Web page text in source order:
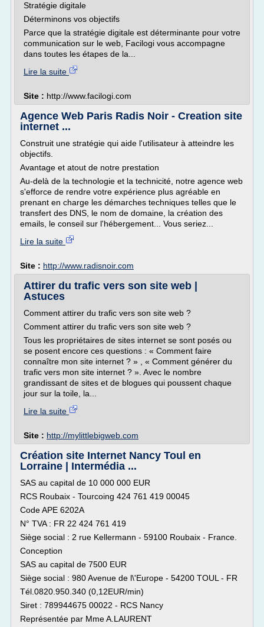
Stratégie digitale
Déterminons vos objectifs
Parce que la stratégie digitale est déterminante pour votre
communication sur le web, Facilogi vous accompagne
dans toutes les étapes de la...
Lire la suite
Site : http://www.facilogi.com
Agence Web Paris Radis Noir - Creation site
internet ...
Construit une stratégie qui aide l'utilisateur à atteindre les
objectifs.
Avantage et atout de notre prestation
Au-delà de la technologie et la technicité, notre agence web
s'efforce de rendre votre expérience plus agréable en
prenant en charge les démarches techniques telles que le
transfert des DNS, le nom de domaine, la création des
emails, le conseil sur l'hébergement... Vous seriez...
Lire la suite
Site : http://www.radisnoir.com
Attirer du trafic vers son site web |
Astuces
Comment attirer du trafic vers son site web ?
Comment attirer du trafic vers son site web ?
Tous les propriétaires de sites internet se sont posés ou
se posent encore ces questions : « Comment faire
connaître mon site internet ? » , « Comment générer du
trafic vers mon site internet ? ». Avec le nombre
grandissant de sites et de blogues qui poussent chaque
jour sur la toile, la...
Lire la suite
Site : http://mylittlebigweb.com
Création site Internet Nancy Toul en
Lorraine | Intermédia ...
SAS au capital de 10 000 000 EUR
RCS Roubaix - Tourcoing 424 761 419 00045
Code APE 6202A
N° TVA : FR 22 424 761 419
Siège social : 2 rue Kellermann - 59100 Roubaix - France.
Conception
SAS au capital de 7500 EUR
Siège social : 980 Avenue de l\'Europe - 54200 TOUL - FR
Tél.0820.950.340 (0,12EUR/min)
Siret : 789944675 00022 - RCS Nancy
Représentée par Mme A.LAURENT